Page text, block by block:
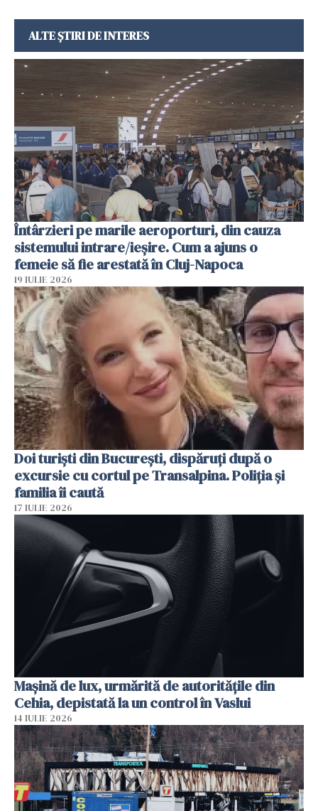
ALTE ȘTIRI DE INTERES
Întârzieri pe marile aeroporturi, din cauza
sistemului intrare/ieșire. Cum a ajuns o
femeie să fie arestată în Cluj-Napoca
19 IULIE 2026
Doi turiști din București, dispăruți după o
excursie cu cortul pe Transalpina. Poliția și
familia îi caută
17 IULIE 2026
Mașină de lux, urmărită de autoritățile din
Cehia, depistată la un control în Vaslui
14 IULIE 2026